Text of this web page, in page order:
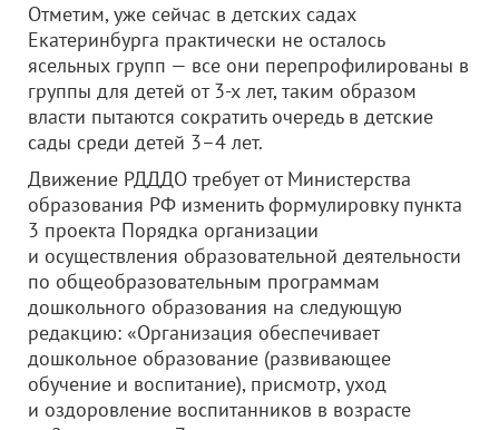
Отметим, уже сейчас в детских садах
Екатеринбурга практически не осталось
ясельных групп — все они перепрофилированы в
группы для детей от 3-х лет, таким образом
власти пытаются сократить очередь в детские
сады среди детей 3–4 лет.
Движение РДДДО требует от Министерства
образования РФ изменить формулировку пункта
3 проекта Порядка организации
и осуществления образовательной деятельности
по общеобразовательным программам
дошкольного образования на следующую
редакцию: «Организация обеспечивает
дошкольное образование (развивающее
обучение и воспитание), присмотр, уход
и оздоровление воспитанников в возрасте